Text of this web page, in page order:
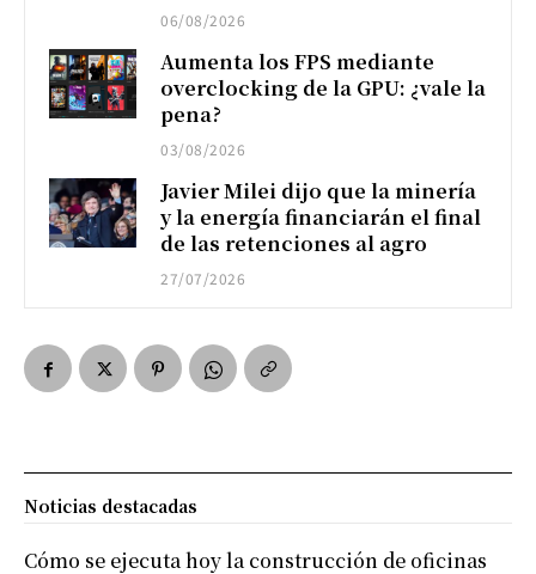
06/08/2026
Aumenta los FPS mediante
overclocking de la GPU: ¿vale la
pena?
03/08/2026
Javier Milei dijo que la minería
y la energía financiarán el final
de las retenciones al agro
27/07/2026
Noticias destacadas
Cómo se ejecuta hoy la construcción de oficinas